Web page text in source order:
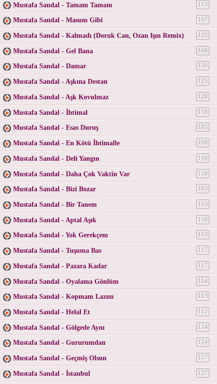
Mustafa Sandal - Tamam Tamam 115
Mustafa Sandal - Masum Gibi 167
Mustafa Sandal - Kalmadı (Doruk Can, Ozan Işın Remix) 122
Mustafa Sandal - Gel Bana 166
Mustafa Sandal - Damar 130
Mustafa Sandal - Aşkına Destan 125
Mustafa Sandal - Aşk Kovulmaz 120
Mustafa Sandal - İhtimal 118
Mustafa Sandal - Esas Duruş 105
Mustafa Sandal - En Kötü İhtimalle 109
Mustafa Sandal - Deli Yangın 116
Mustafa Sandal - Daha Çok Vaktin Var 118
Mustafa Sandal - Bizi Bozar 105
Mustafa Sandal - Bir Tanem 113
Mustafa Sandal - Aptal Aşık 116
Mustafa Sandal - Yok Gerekçem 113
Mustafa Sandal - Tuşuma Bas 117
Mustafa Sandal - Pazara Kadar 117
Mustafa Sandal - Oyalama Gönlüm 114
Mustafa Sandal - Kopmam Lazım 113
Mustafa Sandal - Helal Et 112
Mustafa Sandal - Gölgede Aynı 114
Mustafa Sandal - Gururumdan 124
Mustafa Sandal - Geçmiş Olsun 117
Mustafa Sandal - İstanbul 127